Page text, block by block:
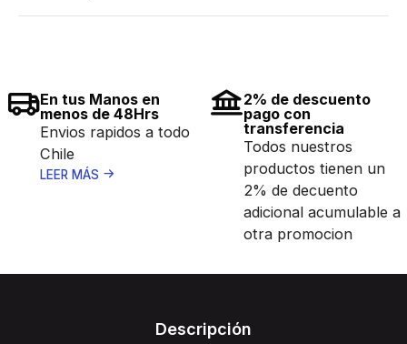
En tus Manos en
menos de 48Hrs
Envios rapidos a todo
Chile
LEER MÁS
2% de descuento
pago con
transferencia
Todos nuestros
productos tienen un
2% de decuento
adicional acumulable a
otra promocion
Descripción